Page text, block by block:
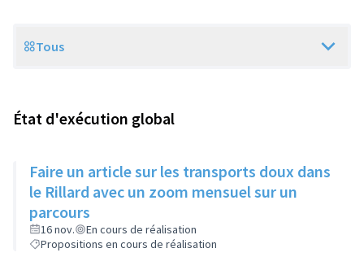
Scope
Tous
État d'exécution global
Faire un article sur les transports doux dans
le Rillard avec un zoom mensuel sur un
parcours
16 nov.
En cours de réalisation
Propositions en cours de réalisation